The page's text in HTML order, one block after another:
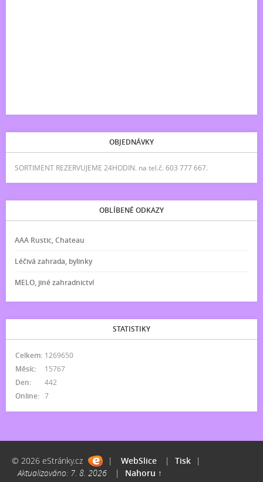
OBJEDNÁVKY
SORTIMENT REZERVUJEME 24HODIN. na tel.č. 603 777 667.
OBLÍBENÉ ODKAZY
AAA Rustic, Chateau
Léčivá zahrada, bylinky
MELO, jiné zahradnictví
STATISTIKY
Online: 7
Celkem: 1269650
Měsíc:
15767
Den:
442
© 2026 eStránky.cz | WebSlice | Tisk
|
Aktualizováno: 7. 8. 2026
| Nahoru ↑